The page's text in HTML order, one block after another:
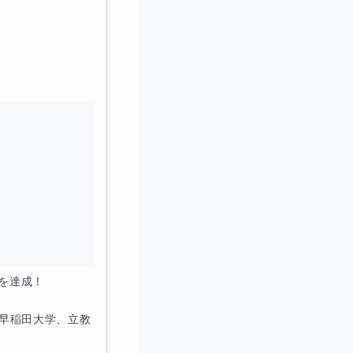
照合する試験で
達成！
稲田大学、立教